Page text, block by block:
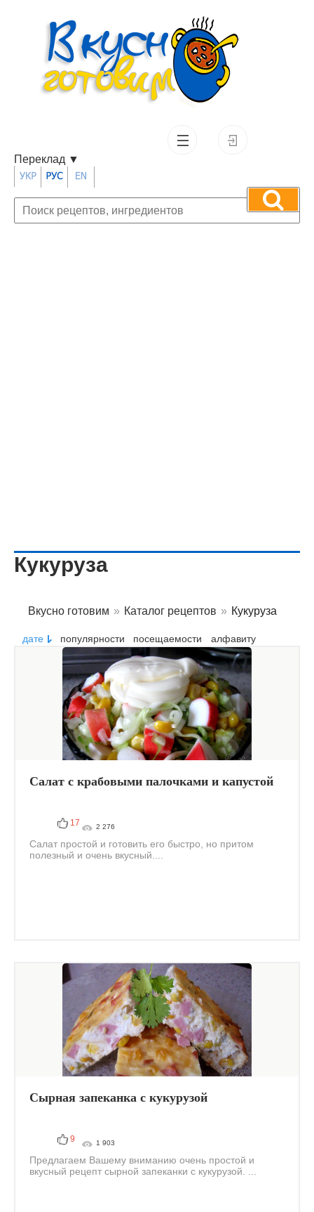
Переклад ▼
Кукуруза
Вкусно готовим » Каталог рецептов » Кукуруза
дате популярности посещаемости алфавиту
Салат с крабовыми палочками и капустой
17 2 276
Салат простой и готовить его быстро, но притом
полезный и очень вкусный....
Сырная запеканка с кукурузой
9 1 903
Предлагаем Вашему вниманию очень простой и
вкусный рецепт сырной запеканки с кукурузой. ...